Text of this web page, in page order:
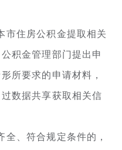
住房公积金提取相关
积金管理部门提出申
所要求的申请材料，
数据共享获取相关信
、符合规定条件的，